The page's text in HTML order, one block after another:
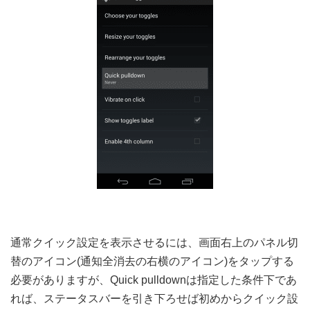
通常クイック設定を表示させるには、画面右上のパネル切
替のアイコン(通知全消去の右横のアイコン)をタップする
必要がありますが、Quick pulldownは指定した条件下であ
れば、ステータスバーを引き下ろせば初めからクイック設